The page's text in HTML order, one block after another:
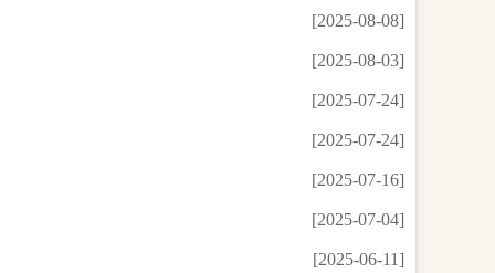
[2025-08-08]
[2025-08-03]
[2025-07-24]
[2025-07-24]
[2025-07-16]
[2025-07-04]
[2025-06-11]